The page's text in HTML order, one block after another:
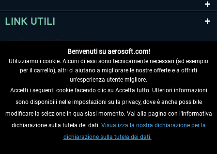
0,00 € * 36,59 € *
LINK UTILI
RECEDERE DAL CONTRATTO
INFORMAZIONI
Benvenuti su aerosoft.com!
Utilizziamo i cookie. Alcuni di essi sono tecnicamente necessari (ad esempio
per il carrello), altri ci aiutano a migliorare le nostre offerte e a offrirti
un'esperienza utente migliore.
Accetti i seguenti cookie facendo clic su Accetta tutto. Ulteriori informazioni
sono disponibili nelle impostazioni sulla privacy, dove è anche possibile
modificare la selezione in qualsiasi momento. Vai alla pagina con l'informativa
dichiarazione sulla tutela dei dati. Visualizza la nostra dichiarazione per la
dichiarazione sulla tutela dei dati.